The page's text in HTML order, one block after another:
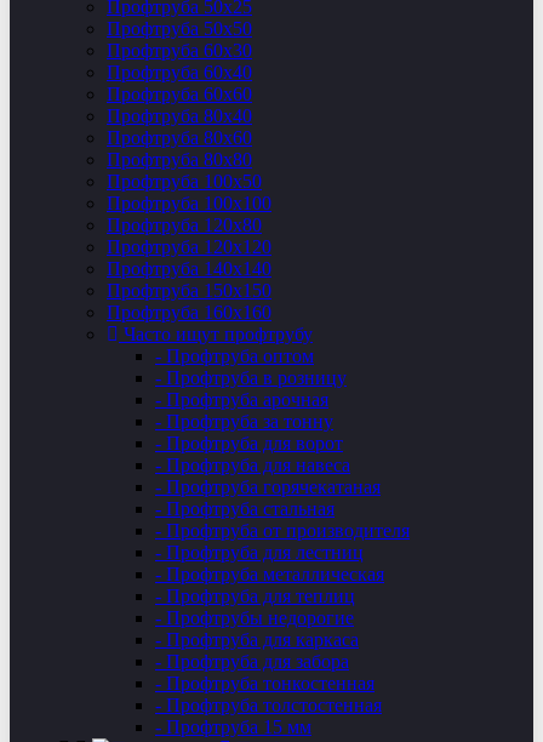
Профтруба 50х25
Профтруба 50х50
Профтруба 60х30
Профтруба 60х40
Профтруба 60х60
Профтруба 80х40
Профтруба 80х60
Профтруба 80х80
Профтруба 100х50
Профтруба 100х100
Профтруба 120х80
Профтруба 120х120
Профтруба 140х140
Профтруба 150х150
Профтруба 160х160
Часто ищут профтрубу
- Профтруба оптом
- Профтруба в розницу
- Профтруба арочная
- Профтруба за тонну
- Профтруба для ворот
- Профтруба для навеса
- Профтруба горячекатаная
- Профтруба стальная
- Профтруба от производителя
- Профтруба для лестниц
- Профтруба металлическая
- Профтруба для теплиц
- Профтрубы недорогие
- Профтруба для каркаса
- Профтруба для забора
- Профтруба тонкостенная
- Профтруба толстостенная
- Профтруба 15 мм